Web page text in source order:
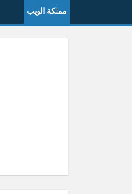
مملكة الويب